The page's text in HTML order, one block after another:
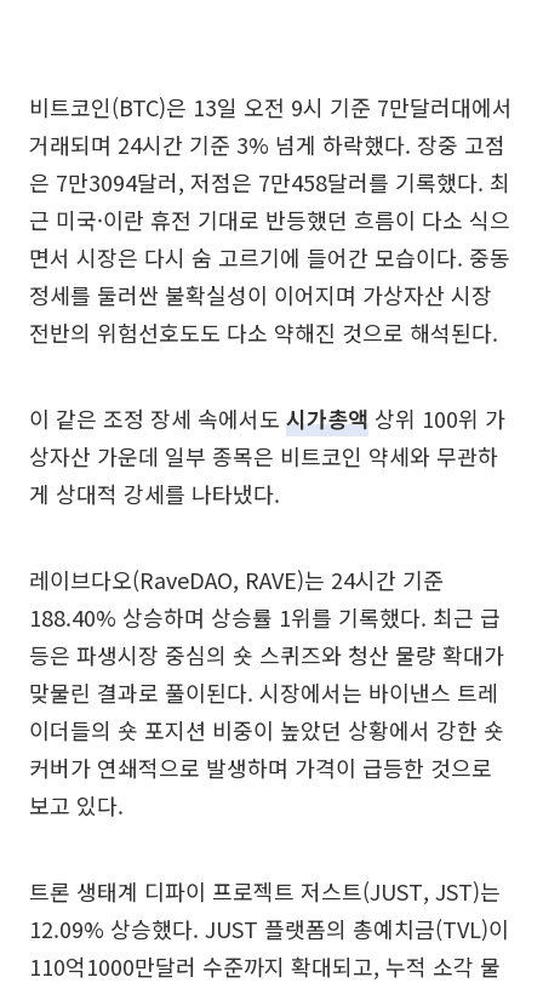
비트코인(BTC)은 13일 오전 9시 기준 7만달러대에서
거래되며 24시간 기준 3% 넘게 하락했다. 장중 고점
은 7만3094달러, 저점은 7만458달러를 기록했다. 최
근 미국·이란 휴전 기대로 반등했던 흐름이 다소 식으
면서 시장은 다시 숨 고르기에 들어간 모습이다. 중동
정세를 둘러싼 불확실성이 이어지며 가상자산 시장
전반의 위험선호도도 다소 약해진 것으로 해석된다.
이 같은 조정 장세 속에서도 시가총액 상위 100위 가
상자산 가운데 일부 종목은 비트코인 약세와 무관하
게 상대적 강세를 나타냈다.
레이브다오(RaveDAO, RAVE)는 24시간 기준
188.40% 상승하며 상승률 1위를 기록했다. 최근 급
등은 파생시장 중심의 숏 스퀴즈와 청산 물량 확대가
맞물린 결과로 풀이된다. 시장에서는 바이낸스 트레
이더들의 숏 포지션 비중이 높았던 상황에서 강한 숏
커버가 연쇄적으로 발생하며 가격이 급등한 것으로
보고 있다.
트론 생태계 디파이 프로젝트 저스트(JUST, JST)는
12.09% 상승했다. JUST 플랫폼의 총예치금(TVL)이
110억1000만달러 수준까지 확대되고, 누적 소각 물